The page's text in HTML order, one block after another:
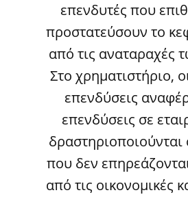
επενδυτές που
προστατεύσουν το
από τις αναταραχές
Στο χρηματιστήριο,
επενδύσεις
επενδύσεις σε
που δεν
από τις οικονομικές